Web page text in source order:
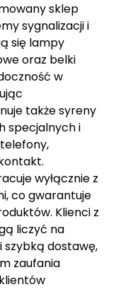
sklep
sygnalizacji i
się lampy
oraz belki
w
także syreny
specjalnych i
wyłącznie z
co gwarantuje
Klienci z
liczyć na
szybką dostawę,
zaufania